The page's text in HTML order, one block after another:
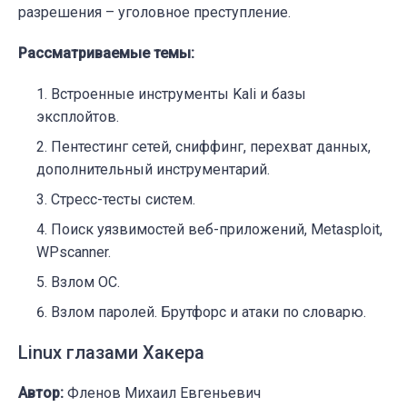
разрешения – уголовное преступление.
Рассматриваемые темы:
Встроенные инструменты Kali и базы
эксплойтов.
Пентестинг сетей, сниффинг, перехват данных,
дополнительный инструментарий.
Стресс-тесты систем.
Поиск уязвимостей веб-приложений, Metasploit,
WPscanner.
Взлом ОС.
Взлом паролей. Брутфорс и атаки по словарю.
Linux глазами Хакера
Автор: Фленов Михаил Евгеньевич